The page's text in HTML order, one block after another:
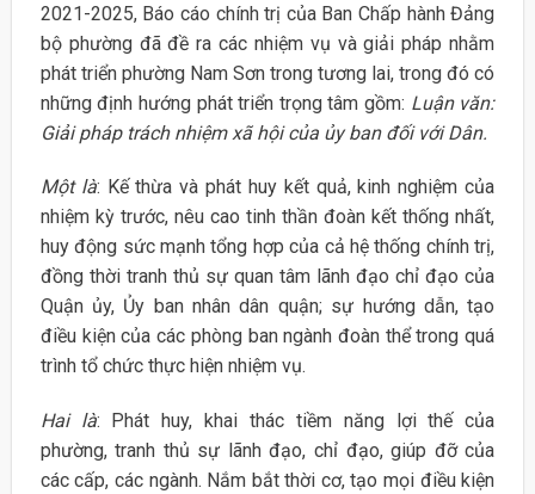
2021-2025, Báo cáo chính trị của Ban Chấp hành Đảng
bộ phường đã đề ra các nhiệm vụ và giải pháp nhằm
phát triển phường Nam Sơn trong tương lai, trong đó có
những định hướng phát triển trọng tâm gồm: Luận văn:
Giải pháp trách nhiệm xã hội của ủy ban đối với Dân.
Một là: Kế thừa và phát huy kết quả, kinh nghiệm của
nhiệm kỳ trước, nêu cao tinh thần đoàn kết thống nhất,
huy động sức mạnh tổng hợp của cả hệ thống chính trị,
đồng thời tranh thủ sự quan tâm lãnh đạo chỉ đạo của
Quận ủy, Ủy ban nhân dân quận; sự hướng dẫn, tạo
điều kiện của các phòng ban ngành đoàn thể trong quá
trình tổ chức thực hiện nhiệm vụ.
Hai là: Phát huy, khai thác tiềm năng lợi thế của
phường, tranh thủ sự lãnh đạo, chỉ đạo, giúp đỡ của
các cấp, các ngành. Nắm bắt thời cơ, tạo mọi điều kiện